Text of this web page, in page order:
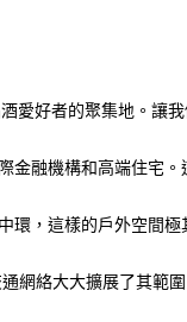
愛好者的聚集地。讓
融機構和高端住宅
環，這樣的戶外空間極
網絡大大擴展了其範